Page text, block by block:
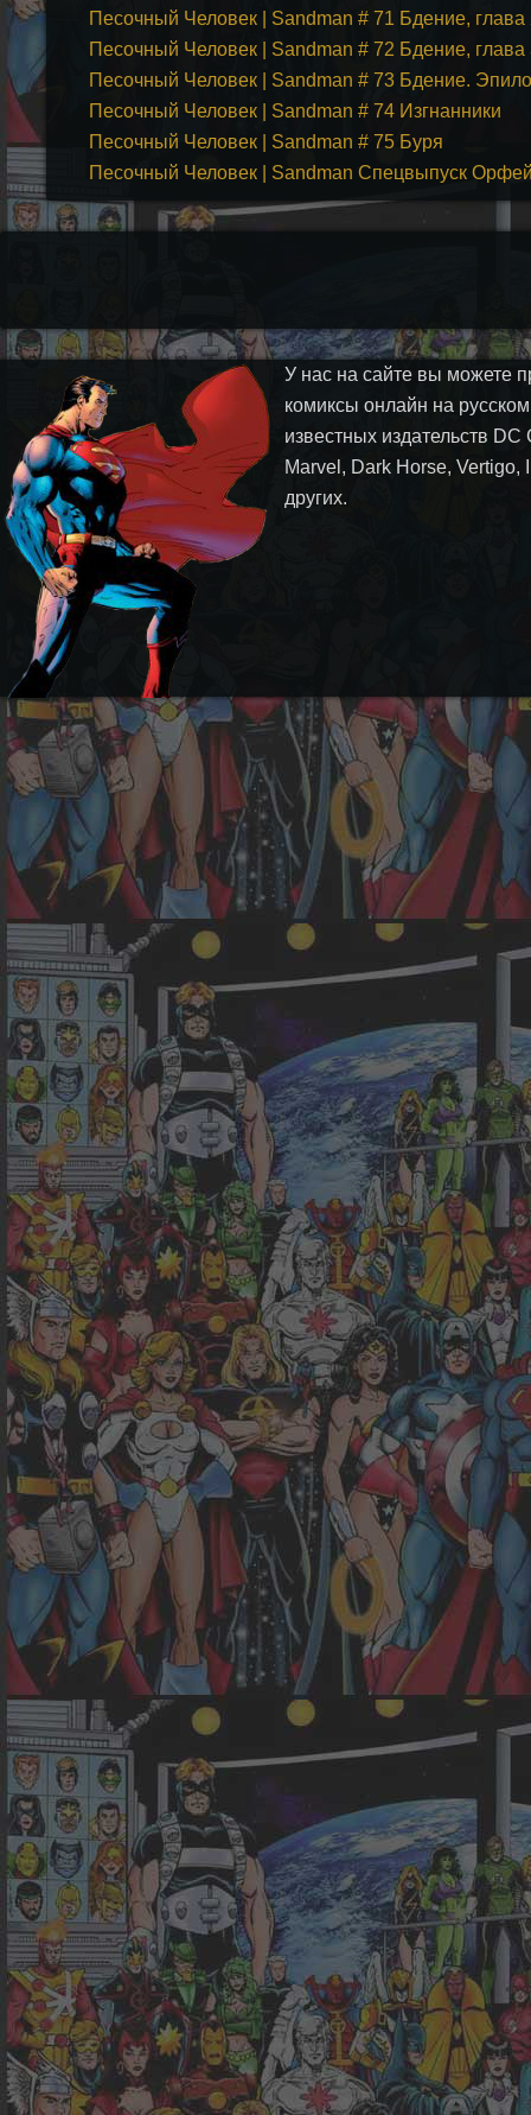
Песочный Человек | Sandman # 71 Бдение,
Песочный Человек | Sandman # 72 Бдение,
Песочный Человек | Sandman # 73 Бдение.
Песочный Человек | Sandman # 74 Изгнанники
Песочный Человек | Sandman # 75 Буря
Песочный Человек | Sandman Спецвыпуск
У нас на сайте вы можете
комиксы онлайн на
известных издательств DC
Marvel, Dark Horse, Vertigo,
других.